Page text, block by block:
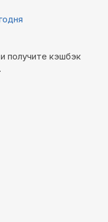
получите кэшбэк